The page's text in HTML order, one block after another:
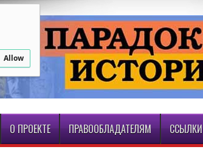
Allow
О ПРОЕКТЕ ПРАВООБЛАДАТЕЛЯМ ССЫЛКИ